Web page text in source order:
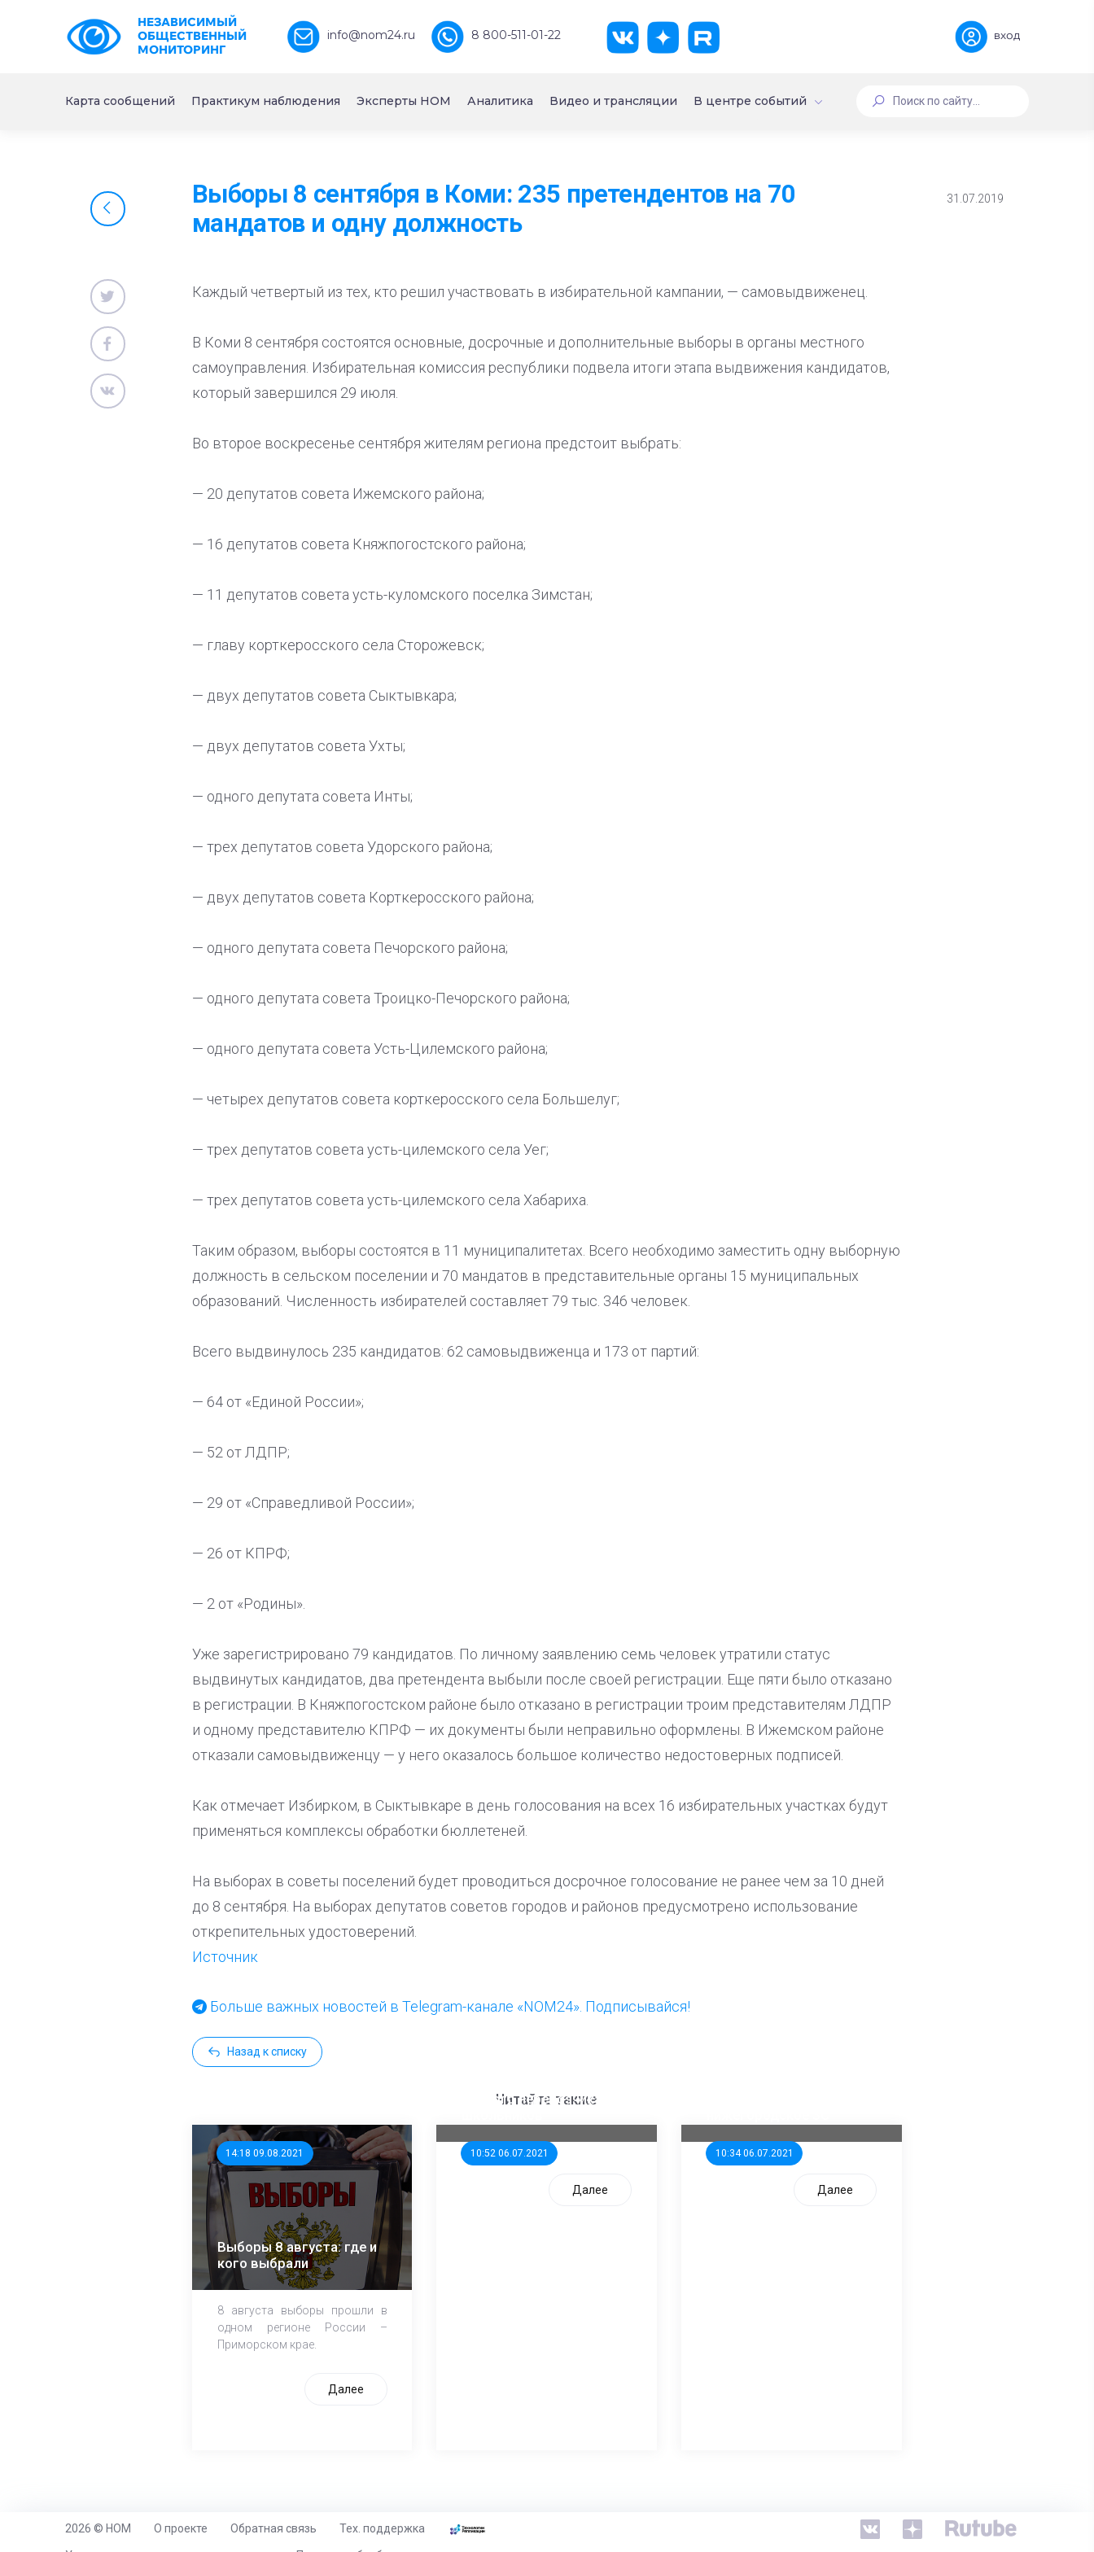
НЕЗАВИСИМЫЙ
ОБЩЕСТВЕННЫЙ
МОНИТОРИНГ
info@nom24.ru 8 800-511-01-22 вход
Карта сообщений Практикум наблюдения Эксперты НОМ Аналитика Видео и трансляции В центре событий
Выборы 8 сентября в Коми: 235 претендентов на 70
мандатов и одну должность
31.07.2019
Каждый четвертый из тех, кто решил участвовать в избирательной кампании, — самовыдвиженец.
В Коми 8 сентября состоятся основные, досрочные и дополнительные выборы в органы местного
самоуправления. Избирательная комиссия республики подвела итоги этапа выдвижения кандидатов,
который завершился 29 июля.
Во второе воскресенье сентября жителям региона предстоит выбрать:
— 20 депутатов совета Ижемского района;
— 16 депутатов совета Княжпогостского района;
— 11 депутатов совета усть-куломского поселка Зимстан;
— главу корткеросского села Сторожевск;
— двух депутатов совета Сыктывкара;
— двух депутатов совета Ухты;
— одного депутата совета Инты;
— трех депутатов совета Удорского района;
— двух депутатов совета Корткеросского района;
— одного депутата совета Печорского района;
— одного депутата совета Троицко-Печорского района;
— одного депутата совета Усть-Цилемского района;
— четырех депутатов совета корткеросского села Большелуг;
— трех депутатов совета усть-цилемского села Уег;
— трех депутатов совета усть-цилемского села Хабариха.
Таким образом, выборы состоятся в 11 муниципалитетах. Всего необходимо заместить одну выборную
должность в сельском поселении и 70 мандатов в представительные органы 15 муниципальных
образований. Численность избирателей составляет 79 тыс. 346 человек.
Всего выдвинулось 235 кандидатов: 62 самовыдвиженца и 173 от партий:
— 64 от «Единой России»;
— 52 от ЛДПР;
— 29 от «Справедливой России»;
— 26 от КПРФ;
— 2 от «Родины».
Уже зарегистрировано 79 кандидатов. По личному заявлению семь человек утратили статус
выдвинутых кандидатов, два претендента выбыли после своей регистрации. Еще пяти было отказано
в регистрации. В Княжпогостском районе было отказано в регистрации троим представителям ЛДПР
и одному представителю КПРФ — их документы были неправильно оформлены. В Ижемском районе
отказали самовыдвиженцу — у него оказалось большое количество недостоверных подписей.
Как отмечает Избирком, в Сыктывкаре в день голосования на всех 16 избирательных участках будут
применяться комплексы обработки бюллетеней.
На выборах в советы поселений будет проводиться досрочное голосование не ранее чем за 10 дней
до 8 сентября. На выборах депутатов советов городов и районов предусмотрено использование
открепительных удостоверений.
Источник
Больше важных новостей в Telegram-канале «NOM24». Подписывайся!
Назад к списку
Читайте также
14:18 09.08.2021
Выборы 8 августа: где и
кого выбрали
8 августа выборы прошли в
одном регионе России –
Приморском крае.
Далее
10:52 06.07.2021
единого перевозчика для
Далее
10:34 06.07.2021
Далее
https://www.high-endrolex.com/26
2026 © НОМ О проекте Обратная связь Тех. поддержка